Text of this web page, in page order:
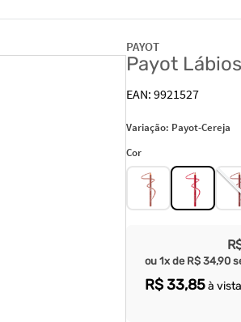
PAYOT
Payot
9921527
Variação: Payot-Cereja
Cor
ou 1x de R$ 34,90
R$33,85à